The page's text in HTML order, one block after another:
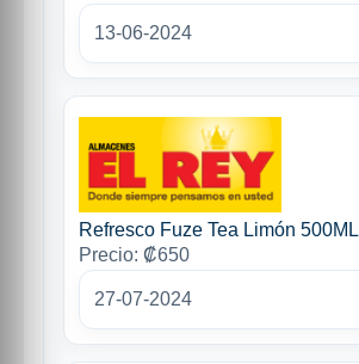
13-06-2024
Refresco Fuze Tea Limón 500ML
Precio: ₡650
27-07-2024